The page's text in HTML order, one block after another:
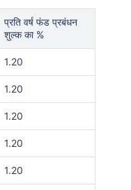
प्रति वर्ष फंड प्रबंधन
शुल्क का %
1.20
1.20
1.20
1.20
1.20